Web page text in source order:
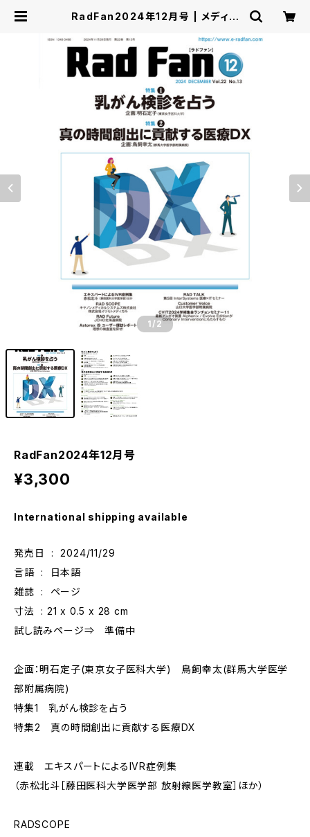
RadFan2024年12月号 | メディカ
1 /2
RadFan2024年12月号
¥3,300
International shipping available
発売日 ‏ : ‎ 2024/11/29
言語 ‏ : ‎ 日本語
雑誌 ‏ : ‎ ページ
寸法 ‏ : ‎‎21 x 0.5 x 28 cm
試し読みページ⇒ 準備中
企画：明石定子(東京女子医科大学) 鳥飼幸太(群馬大学医学
部附属病院)
特集1 乳がん検診を占う
特集2 真の時間創出に貢献する医療DX
連載 エキスパートによるIVR症例集
（赤松北斗［藤田医科大学医学部 放射線医学教室］ほか）
RADSCOPE